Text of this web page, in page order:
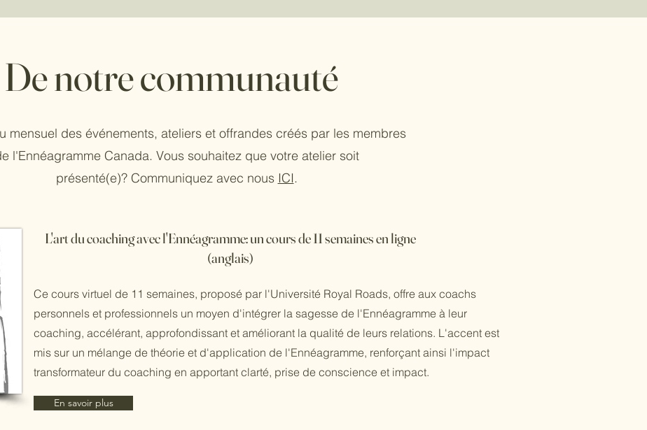
De notre communauté
mensuel des événements, ateliers et offrandes créés par les membres
l'Ennéagramme Canada. Vous souhaitez que votre atelier soit
présenté(e)? Communiquez avec nous ICI.
L'art du coaching avec l'Ennéagramme: un cours de 11 semaines en ligne
(anglais)
Ce cours virtuel de 11 semaines, proposé par l'Université Royal Roads, offre aux coachs
personnels et professionnels un moyen d'intégrer la sagesse de l'Ennéagramme à leur
coaching, accélérant, approfondissant et améliorant la qualité de leurs relations. L'accent est
mis sur un mélange de théorie et d'application de l'Ennéagramme, renforçant ainsi l'impact
transformateur du coaching en apportant clarté, prise de conscience et impact.
En savoir plus